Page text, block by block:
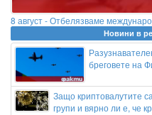
8 август - Отбелязваме
Новини в
бреговете на
Защо криптовалутите
групи и вярно ли е, че